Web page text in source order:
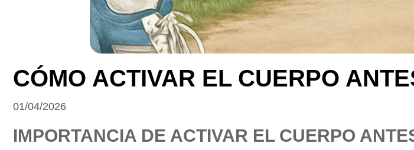
CÓMO ACTIVAR EL CUERPO
01/04/2026
IMPORTANCIA DE ACTIVAR EL CUERPO